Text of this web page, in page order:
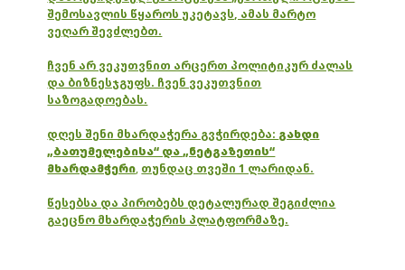
შემოსავლის წყაროს უკეტავს, ამას მარტო
ვეღარ შევძლებთ.
ჩვენ არ ვეკუთვნით არცერთ პოლიტიკურ ძალას
და ბიზნესჯგუფს. ჩვენ ვეკუთვნით
საზოგადოებას.
დღეს შენი მხარდაჭერა გვჭირდება: გახდი
„ბათუმელებისა“ და „ნეტგაზეთის“
მხარდამჭერი, თუნდაც თვეში 1 ლარიდან.
წესებსა და პირობებს დეტალურად შეგიძლია
გაეცნო მხარდაჭერის პლატფორმაზე.